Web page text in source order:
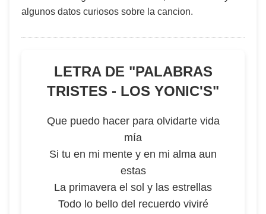
algunos datos curiosos sobre la cancion.
LETRA DE "PALABRAS
TRISTES - LOS YONIC'S"
Que puedo hacer para olvidarte vida
mía
Si tu en mi mente y en mi alma aun
estas
La primavera el sol y las estrellas
Todo lo bello del recuerdo viviré